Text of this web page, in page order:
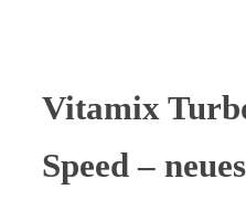
Vitamix
Speed –